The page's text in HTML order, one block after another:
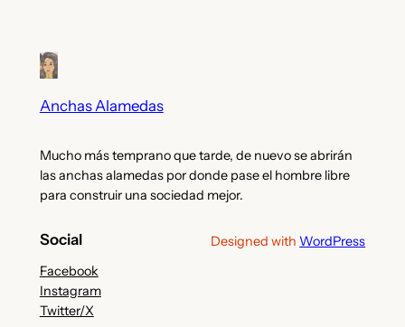
Anchas Alamedas
Mucho más temprano que tarde, de nuevo se abrirán
las anchas alamedas por donde pase el hombre libre
para construir una sociedad mejor.
Social
Facebook
Instagram
Twitter/X
Designed with WordPress